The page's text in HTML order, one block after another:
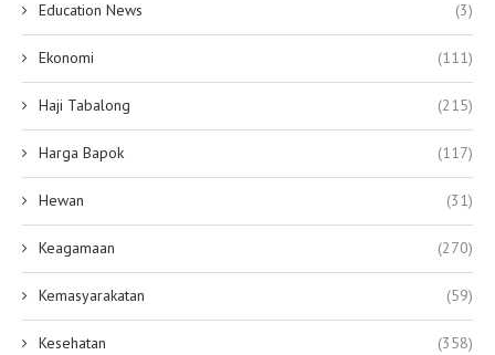
Education News (3)
Ekonomi (111)
Haji Tabalong (215)
Harga Bapok (117)
Hewan (31)
Keagamaan (270)
Kemasyarakatan (59)
Kesehatan (358)